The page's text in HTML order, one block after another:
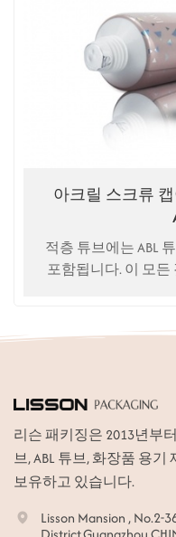
아크릴 스크류
적층 튜브에는 ABL
포함됩니
리슨 패키징은 2013년부
브, ABL 튜브, 화장품 용
보유하고 있습니다.
Lisson Mansion , No.2-